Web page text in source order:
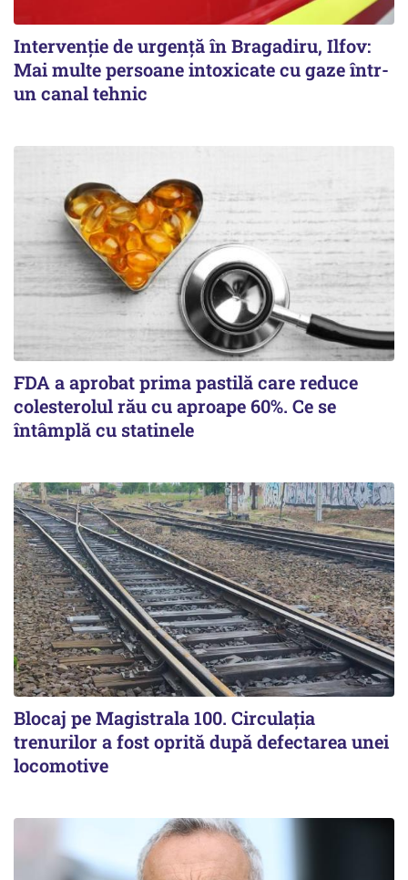
Intervenție de urgență în Bragadiru, Ilfov:
Mai multe persoane intoxicate cu gaze într-
un canal tehnic
FDA a aprobat prima pastilă care reduce
colesterolul rău cu aproape 60%. Ce se
întâmplă cu statinele
Blocaj pe Magistrala 100. Circulația
trenurilor a fost oprită după defectarea unei
locomotive